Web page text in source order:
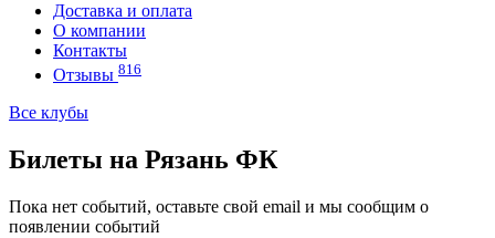
Доставка и оплата
О компании
Контакты
Отзывы 816
Все клубы
Билеты на Рязань ФК
Пока нет событий, оставьте свой email и мы сообщим о
появлении событий